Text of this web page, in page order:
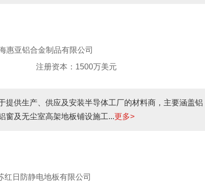
海惠亚铝合金制品有限公司
注册资本：1500万美元
提供生产、供应及安装半导体工厂的材料商，主要涵盖铝
窗及无尘室高架地板铺设施工...更多>
红日防静电地板有限公司